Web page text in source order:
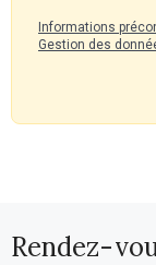
Informations
Gestion des
Rendez-